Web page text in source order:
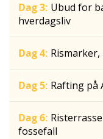
Dag 3: Ubud for
hverdagsliv
Dag 4:
Dag 5: Rafting på
Dag 6:
fossefall